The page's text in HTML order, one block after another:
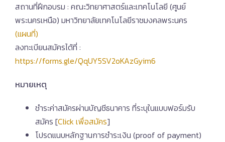
สถานที่ฝึกอบรม : คณะวิทยาศาสตร์และเทคโนโลยี (ศูนย์
พระนครเหนือ) มหาวิทยาลัยเทคโนโลยีราชมงคลพระนคร
(แผนที่)
ลงทะเบียนสมัครได้ที่ :
https://forms.gle/QqUY5SV2oKAzGyim6
หมายเหตุ
ชำระค่าสมัครผ่านบัญชีธนาคาร ที่ระบุในแบบฟอร์มรับ
สมัคร [Click เพื่อสมัคร]
โปรดแนบหลักฐานการชำระเงิน (proof of payment)